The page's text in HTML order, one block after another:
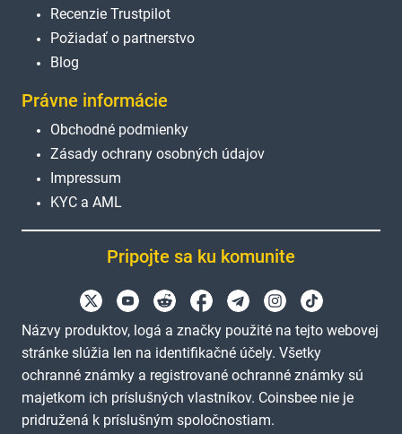
Recenzie Trustpilot
Požiadať o partnerstvo
Blog
Právne informácie
Obchodné podmienky
Zásady ochrany osobných údajov
Impressum
KYC a AML
Pripojte sa ku komunite
Názvy produktov, logá a značky použité na tejto webovej
stránke slúžia len na identifikačné účely. Všetky
ochranné známky a registrované ochranné známky sú
majetkom ich príslušných vlastníkov. Coinsbee nie je
pridružená k príslušným spoločnostiam.